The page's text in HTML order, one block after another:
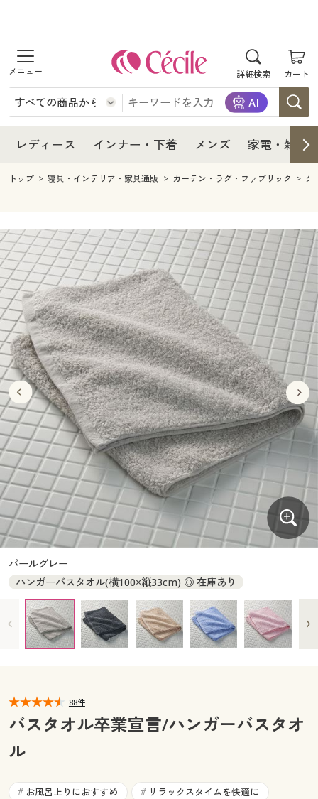
詳細検索 カート
商品を探す
レディース
レディースファッション
インナー・下着
インナー・下着通販すべて
メンズ下着
ジュニア・ティーンズ下着
メンズ
メンズファッション
メンズ下着
家電・雑貨すべて
家電
キッチン・雑貨・日用品
寝具・インテリア・家具
寝具・インテリア・家具通販すべて
家具・収納
寝具・ベッド
カーテン・ラグ・ファブリック
美容・健康
美容・健康通販すべて
美容・健康・サプリメント
制服・スクール
制服・スクールすべて
制服・学生服
ジュニア・ティーンズ下着
大きいサイズ
大きいサイズ通販すべて
大きいサイズ レディース服
大きいサイズ レディース下着
大きいサイズ メンズ
大きいサイズ 事務・制服
バーゲン
バーゲンセール
シークレットセール
詳細検索
商品カテゴリ一覧
カタログ
カタログ・チラシからのご注文
デジタルカタログ
カタログ無料プレゼント
マイページ
閲覧履歴
お気に入り
レディース インナー・下着 メンズ 家電・雑貨
レディース
レディース通販すべて
レディースファッション
インナー・下着
インナー・下着通販すべて
ジュニア・ティーンズ下着
メンズ
メンズ下着
家電
キッチン・雑貨・日用品
寝具・インテリア・家具通販すべて
家具・収納
寝具・ベッド
カーテン・ラグ・ファブリック
美容・健康
美容・健康通販すべて
美容・健康・サプリメント
制服・スクール
制服・スクールすべて
制服・学生服
ジュニア・ティーンズ下着
大きいサイズ
大きいサイズ通販すべて
大きいサイズ レディース服
大きいサイズ レディース下着
大きいサイズ メンズ
大きいサイズ 事務・制服
バーゲン
バーゲンセール
シークレットセール
詳細検索
商品カテゴリ一覧
カタログ
カタログ・チラシからのご注文
デジタルカタログ
カタログ無料プレゼント
会員メニュー
閲覧履歴
トップ 寝具・インテリア・家具通販 カーテン・ラグ・ファブリック タ
パールグレー
ハンガーバスタオル(横100×縦33cm) ◎ 在庫あり
88件
バスタオル卒業宣言/ハンガーバスタオ
ル
# お風呂上りにおすすめ # リラックスタイムを快適に